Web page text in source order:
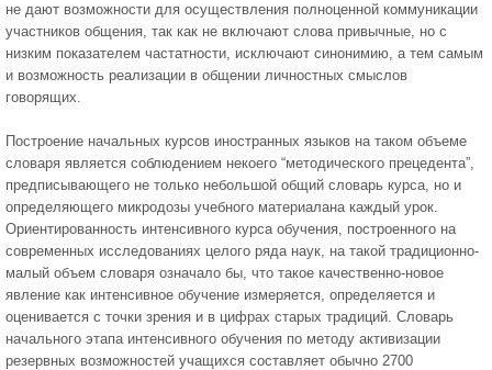
не дают возможности для осуществления полноценной коммуникации
участников общения, так как не включают слова привычные, но с
низким показателем частатности, исключают синонимию, а тем самым
и возможность реализации в общении личностных смыслов
говорящих.
Построение начальных курсов иностранных языков на таком объеме
словаря является соблюдением некоего “методического прецедента”,
предписывающего не только небольшой общий словарь курса, но и
определяющего микродозы учебного материалана каждый урок.
Ориентированность интенсивного курса обучения, построенного на
современных исследованиях целого ряда наук, на такой традиционно-
малый объем словаря означало бы, что такое качественно-новое
явление как интенсивное обучение измеряется, определяется и
оценивается с точки зрения и в цифрах старых традиций. Словарь
начального этапа интенсивного обучения по методу активизации
резервных возможностей учащихся составляет обычно 2700